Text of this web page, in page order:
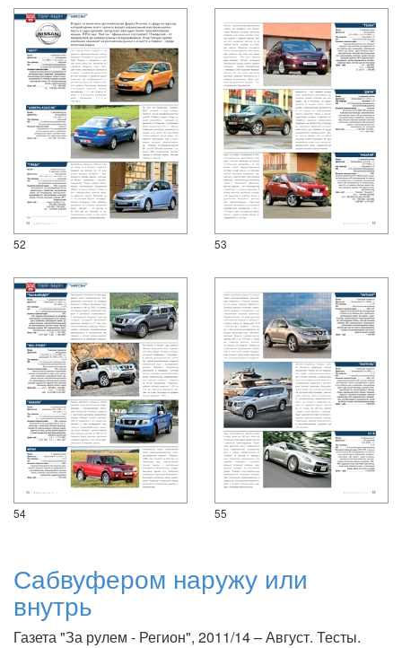
52 53
54 55
Сабвуфером наружу или
внутрь
Газета "За рулем - Регион", 2011/14 – Август. Тесты.